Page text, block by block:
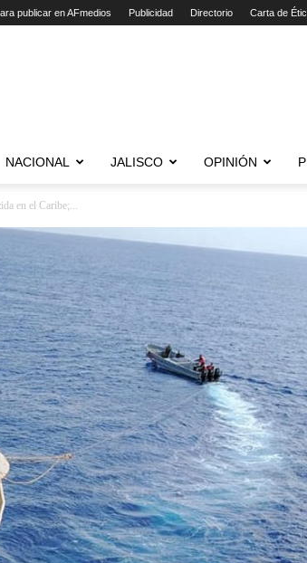
publicar en AFmedios Publicidad Directorio Carta de
NACIONAL JALISCO OPINIÓN
en el Caribe;...